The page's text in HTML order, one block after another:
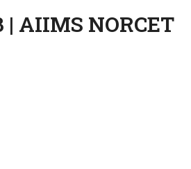
AIIMS NORCET